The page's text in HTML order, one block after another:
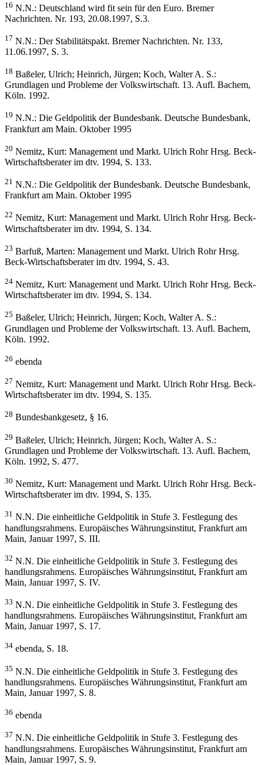
16 N.N.: Deutschland wird fit sein für den Euro. Bremer
Nachrichten. Nr. 193, 20.08.1997, S.3.
17 N.N.: Der Stabilitätspakt. Bremer Nachrichten. Nr. 133,
11.06.1997, S. 3.
18 Baßeler, Ulrich; Heinrich, Jürgen; Koch, Walter A. S.:
Grundlagen und Probleme der Volkswirtschaft. 13. Aufl. Bachem,
Köln. 1992.
19 N.N.: Die Geldpolitik der Bundesbank. Deutsche Bundesbank,
Frankfurt am Main. Oktober 1995
20 Nemitz, Kurt: Management und Markt. Ulrich Rohr Hrsg. Beck-
Wirtschaftsberater im dtv. 1994, S. 133.
21 N.N.: Die Geldpolitik der Bundesbank. Deutsche Bundesbank,
Frankfurt am Main. Oktober 1995
22 Nemitz, Kurt: Management und Markt. Ulrich Rohr Hrsg. Beck-
Wirtschaftsberater im dtv. 1994, S. 134.
23 Barfuß, Marten: Management und Markt. Ulrich Rohr Hrsg.
Beck-Wirtschaftsberater im dtv. 1994, S. 43.
24 Nemitz, Kurt: Management und Markt. Ulrich Rohr Hrsg. Beck-
Wirtschaftsberater im dtv. 1994, S. 134.
25 Baßeler, Ulrich; Heinrich, Jürgen; Koch, Walter A. S.:
Grundlagen und Probleme der Volkswirtschaft. 13. Aufl. Bachem,
Köln. 1992.
26 ebenda
27 Nemitz, Kurt: Management und Markt. Ulrich Rohr Hrsg. Beck-
Wirtschaftsberater im dtv. 1994, S. 135.
28 Bundesbankgesetz, § 16.
29 Baßeler, Ulrich; Heinrich, Jürgen; Koch, Walter A. S.:
Grundlagen und Probleme der Volkswirtschaft. 13. Aufl. Bachem,
Köln. 1992, S. 477.
30 Nemitz, Kurt: Management und Markt. Ulrich Rohr Hrsg. Beck-
Wirtschaftsberater im dtv. 1994, S. 135.
31 N.N. Die einheitliche Geldpolitik in Stufe 3. Festlegung des
handlungsrahmens. Europäisches Währungsinstitut, Frankfurt am
Main, Januar 1997, S. III.
32 N.N. Die einheitliche Geldpolitik in Stufe 3. Festlegung des
handlungsrahmens. Europäisches Währungsinstitut, Frankfurt am
Main, Januar 1997, S. IV.
33 N.N. Die einheitliche Geldpolitik in Stufe 3. Festlegung des
handlungsrahmens. Europäisches Währungsinstitut, Frankfurt am
Main, Januar 1997, S. 17.
34 ebenda, S. 18.
35 N.N. Die einheitliche Geldpolitik in Stufe 3. Festlegung des
handlungsrahmens. Europäisches Währungsinstitut, Frankfurt am
Main, Januar 1997, S. 8.
36 ebenda
37 N.N. Die einheitliche Geldpolitik in Stufe 3. Festlegung des
handlungsrahmens. Europäisches Währungsinstitut, Frankfurt am
Main, Januar 1997, S. 9.